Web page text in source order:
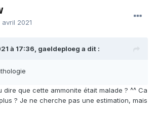
avril 2021
à 17:36, gaeldeploeg a dit :
dire que cette ammonite était malade ? ^^ Ca
? Je ne cherche pas une estimation, mais